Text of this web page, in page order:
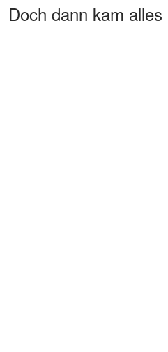
Doch dann kam alles